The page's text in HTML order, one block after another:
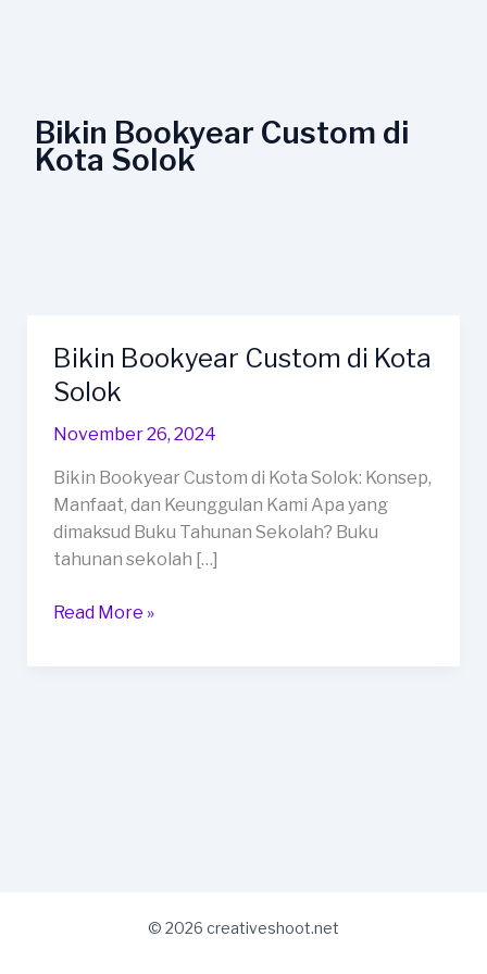
Bikin Bookyear Custom di
Kota Solok
Bikin Bookyear Custom di Kota
Solok
November 26, 2024
Bikin Bookyear Custom di Kota Solok: Konsep,
Manfaat, dan Keunggulan Kami Apa yang
dimaksud Buku Tahunan Sekolah? Buku
tahunan sekolah […]
Bikin
Bookyear
Custom
di
Solok
Read More »
© 2026 creativeshoot.net